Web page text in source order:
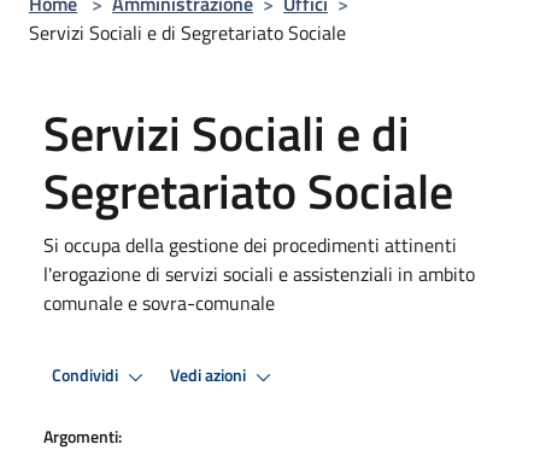
Servizi Sociali e di Segretariato Sociale
Servizi Sociali e di
Segretariato Sociale
Si occupa della gestione dei procedimenti attinenti
l'erogazione di servizi sociali e assistenziali in ambito
comunale e sovra-comunale
Condividi Vedi azioni
Argomenti: